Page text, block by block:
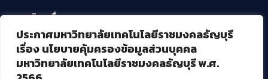
ประกาศมหาวิทยาลัยเทคโนโลยีราชมงคลธัญบุรี
เรื่อง นโยบายคุ้มครองข้อมูลส่วนบุคคล
มหาวิทยาลัยเทคโนโลยีราชมงคลธัญบุรี พ.ศ.
บริการอื่นๆ ของ สวส.
ศูนย์สื่อดิจิทัล
ศูนย์นวัตกรรมและความรู้
ศูนย์พัฒนาและบริการนวัตกรรมดิจิทัล